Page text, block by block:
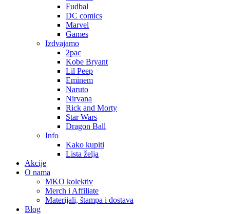
Fudbal
DC comics
Marvel
Games
Izdvajamo
2pac
Kobe Bryant
Lil Peep
Eminem
Naruto
Nirvana
Rick and Morty
Star Wars
Dragon Ball
Info
Kako kupiti
Lista želja
Akcije
O nama
MKO kolektiv
Merch i Affiliate
Materijali, štampa i dostava
Blog